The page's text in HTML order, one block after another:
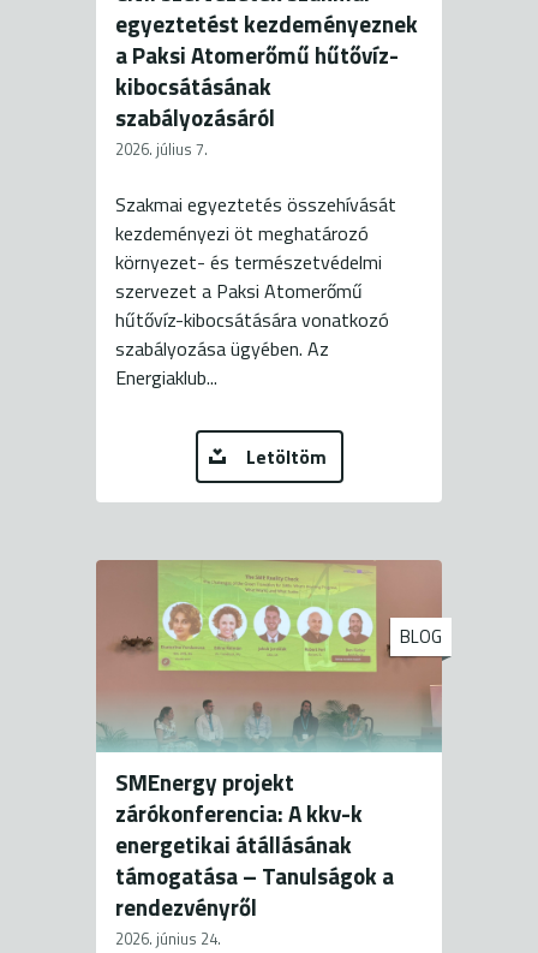
egyeztetést kezdeményeznek
a Paksi Atomerőmű hűtővíz-
kibocsátásának
szabályozásáról
2026. július 7.
Szakmai egyeztetés összehívását
kezdeményezi öt meghatározó
környezet- és természetvédelmi
szervezet a Paksi Atomerőmű
hűtővíz-kibocsátására vonatkozó
szabályozása ügyében. Az
Energiaklub...
Letöltöm
BLOG
SMEnergy projekt
zárókonferencia: A kkv-k
energetikai átállásának
támogatása – Tanulságok a
rendezvényről
2026. június 24.